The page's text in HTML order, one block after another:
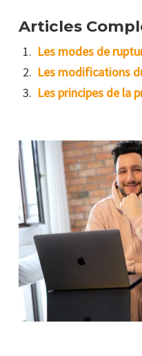
Articles
Les modes de
Les modifications
Les principes de la